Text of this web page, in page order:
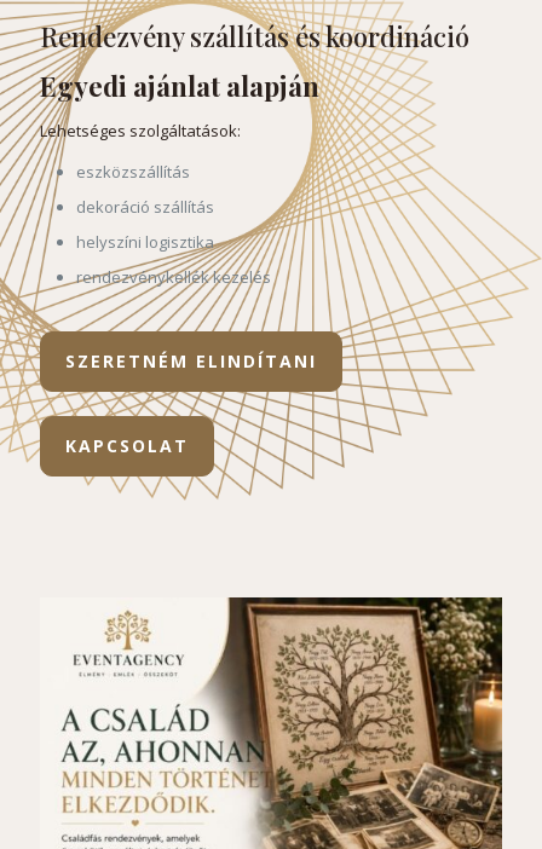
Rendezvény szállítás és koordináció
Egyedi ajánlat alapján
Lehetséges szolgáltatások:
eszközszállítás
dekoráció szállítás
helyszíni logisztika
rendezvénykellék kezelés
SZERETNÉM ELINDÍTANI
KAPCSOLAT